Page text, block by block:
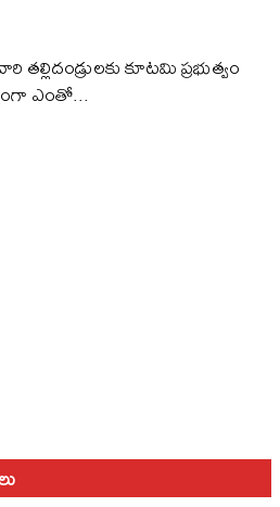
తల్లిదండ్రులకు కూటమి ప్రభుత్వం
ఎంతో...